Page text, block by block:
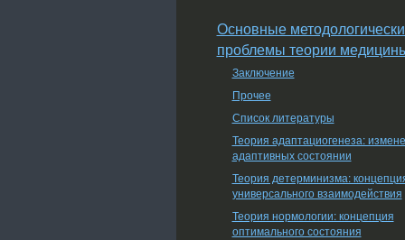
Основные
проблемы теории
Заключение
Прочее
Список литературы
Теория адаптациогенеза:
адаптивных состоянии
Теория детерминизма:
универсального взаимодействия
Теория нормологии: концепция
оптимального состояния